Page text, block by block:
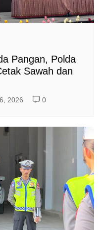
Pangan, Polda
Sawah dan
2026 0